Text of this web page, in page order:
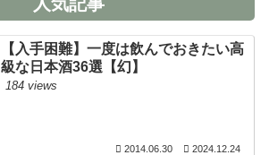
【入手困難】一度は飲んでおきたい高
級な日本酒36選【幻】
184 views
2014.06.30 2024.12.24